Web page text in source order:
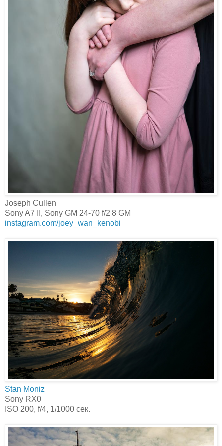
Joseph Cullen‎
Sony A7 II, Sony GM 24-70 f/2.8 GM
instagram.com/joey_wan_kenobi
Stan Moniz‎
Sony RX0
ISO 200, f/4, 1/1000 сек.